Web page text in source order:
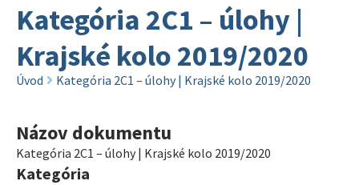
Kategória 2C1 – úlohy |
Krajské kolo 2019/2020
Úvod Kategória 2C1 – úlohy | Krajské kolo 2019/2020
Názov dokumentu
Kategória 2C1 – úlohy | Krajské kolo 2019/2020
Kategória